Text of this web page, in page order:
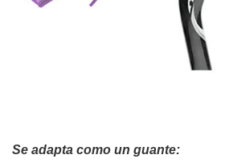
Se adapta como un guante: